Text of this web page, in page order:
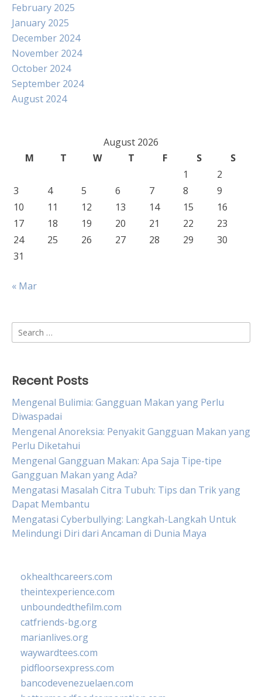
February 2025
January 2025
December 2024
November 2024
October 2024
September 2024
August 2024
August 2026
M
T W T F S
S
1
2
3
4 5 6 7 8
9
10
11 12 13 14 15
16
17
18 19 20 21 22
23
24
25 26 27 28 29
30
31
« Mar
Search
for:
Recent Posts
Mengenal Bulimia: Gangguan Makan yang Perlu
Diwaspadai
Mengenal Anoreksia: Penyakit Gangguan Makan yang
Perlu Diketahui
Mengenal Gangguan Makan: Apa Saja Tipe-tipe
Gangguan Makan yang Ada?
Mengatasi Masalah Citra Tubuh: Tips dan Trik yang
Dapat Membantu
Mengatasi Cyberbullying: Langkah-Langkah Untuk
Melindungi Diri dari Ancaman di Dunia Maya
okhealthcareers.com
theintexperience.com
unboundedthefilm.com
catfriends-bg.org
marianlives.org
waywardtees.com
pidfloorsexpress.com
bancodevenezuelaen.com